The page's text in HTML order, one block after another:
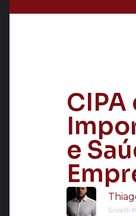
CIPA
e
Growth